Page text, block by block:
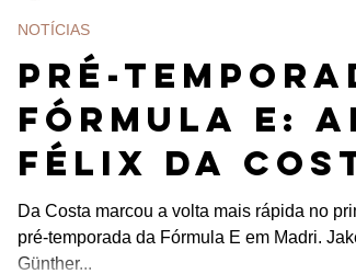
Pré-
Fórmula E:
Félix da
lidera
de testes
Da Costa marcou a volta mais rápida no
pré-temporada da Fórmula E em Madri.
Günther...
NOTÍCIAS